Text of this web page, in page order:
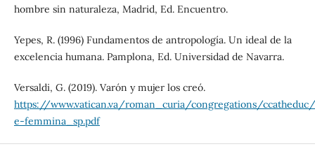
hombre sin naturaleza, Madrid, Ed. Encuentro.
Yepes, R. (1996) Fundamentos de antropología. Un ideal de la
excelencia humana. Pamplona, Ed. Universidad de Navarra.
Versaldi, G. (2019). Varón y mujer los creó.
https://www.vatican.va/roman_curia/congregations/
e-femmina_sp.pdf